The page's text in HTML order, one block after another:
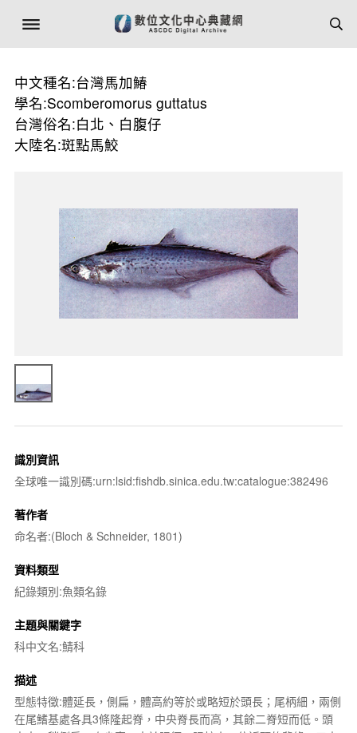
中文種名:台灣馬加鰆
學名:Scomberomorus guttatus
台灣俗名:白北、白腹仔
大陸名:斑點馬鮫
識別資訊
全球唯一識別碼:urn:lsid:fishdb.sinica.edu.tw:catalogue:382496
著作者
命名者:(Bloch & Schneider, 1801)
資料類型
紀錄類別:魚類名錄
主題與關鍵字
科中文名:鯖科
描述
型態特徵:體延長，側扁，體高約等於或略短於頭長；尾柄細，兩側
在尾鰭基處各具3條隆起脊，中央脊長而高，其餘二脊短而低。頭